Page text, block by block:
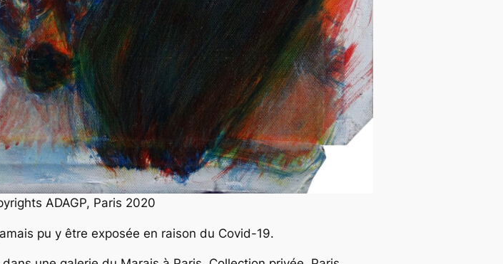
ADAGP, Paris 2020
pu y être exposée en raison du Covid-19.